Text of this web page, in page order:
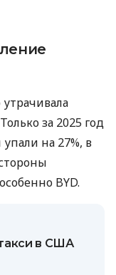
за 2025 год
на 27%, в
BYD.
в США